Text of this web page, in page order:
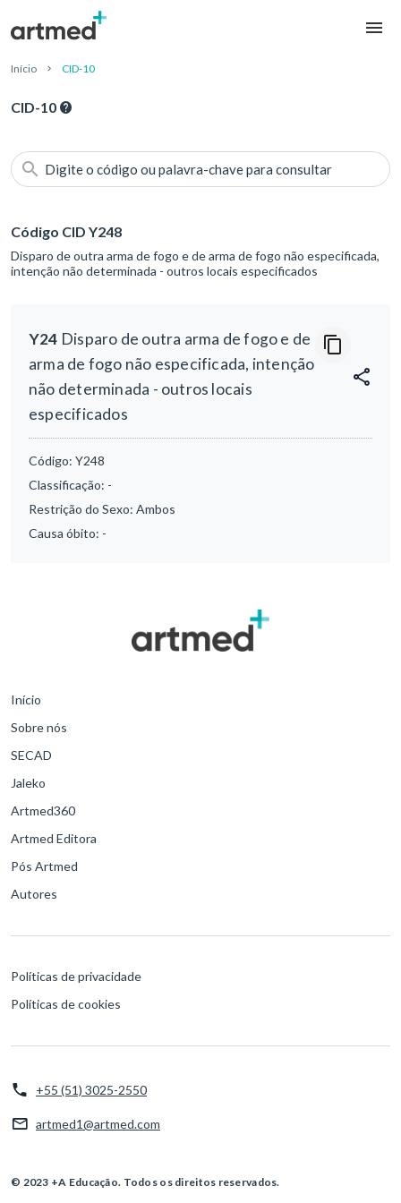
Início CID-10
CID-10
Digite o código ou palavra-chave para consultar
Código CID Y248
Disparo de outra arma de fogo e de arma de fogo não especificada,
intenção não determinada - outros locais especificados
Y24 Disparo de outra arma de fogo e de
arma de fogo não especificada, intenção
não determinada - outros locais
especificados
Código: Y248
Classificação: -
Restrição do Sexo: Ambos
Causa óbito: -
Início
Sobre nós
SECAD
Jaleko
Artmed360
Artmed Editora
Pós Artmed
Autores
Políticas de privacidade
Políticas de cookies
+55 (51) 3025-2550
artmed1@artmed.com
© 2023 +A Educação. Todos os direitos reservados.